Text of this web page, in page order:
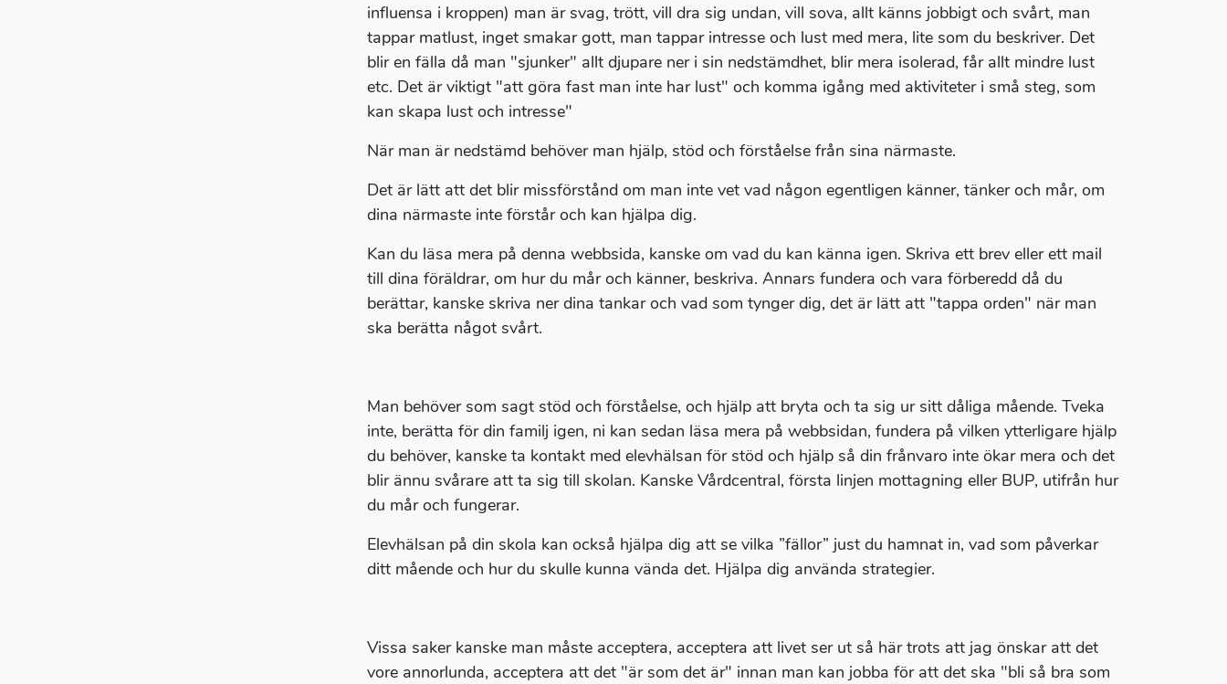
influensa i kroppen) man är svag, trött, vill dra sig undan, vill sova, allt känns jobbigt och svårt, man
tappar matlust, inget smakar gott, man tappar intresse och lust med mera, lite som du beskriver. Det
blir en fälla då man "sjunker" allt djupare ner i sin nedstämdhet, blir mera isolerad, får allt mindre lust
etc. Det är viktigt "att göra fast man inte har lust" och komma igång med aktiviteter i små steg, som
kan skapa lust och intresse"
När man är nedstämd behöver man hjälp, stöd och förståelse från sina närmaste.
Det är lätt att det blir missförstånd om man inte vet vad någon egentligen känner, tänker och mår, om
dina närmaste inte förstår och kan hjälpa dig.
Kan du läsa mera på denna webbsida, kanske om vad du kan känna igen. Skriva ett brev eller ett mail
till dina föräldrar, om hur du mår och känner, beskriva. Annars fundera och vara förberedd då du
berättar, kanske skriva ner dina tankar och vad som tynger dig, det är lätt att "tappa orden" när man
ska berätta något svårt.
Man behöver som sagt stöd och förståelse, och hjälp att bryta och ta sig ur sitt dåliga mående. Tveka
inte, berätta för din familj igen, ni kan sedan läsa mera på webbsidan, fundera på vilken ytterligare hjälp
du behöver, kanske ta kontakt med elevhälsan för stöd och hjälp så din frånvaro inte ökar mera och det
blir ännu svårare att ta sig till skolan. Kanske Vårdcentral, första linjen mottagning eller BUP, utifrån hur
du mår och fungerar.
Elevhälsan på din skola kan också hjälpa dig att se vilka ”fällor” just du hamnat in, vad som påverkar
ditt mående och hur du skulle kunna vända det. Hjälpa dig använda strategier.
Vissa saker kanske man måste acceptera, acceptera att livet ser ut så här trots att jag önskar att det
vore annorlunda, acceptera att det "är som det är" innan man kan jobba för att det ska "bli så bra som